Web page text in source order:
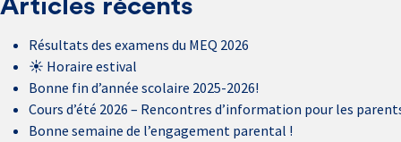
Articles récents
Résultats des examens du MEQ 2026
☀️ Horaire estival
Bonne fin d’année scolaire 2025-2026!
Cours d’été 2026 – Rencontres d’information pour les
Bonne semaine de l’engagement parental !